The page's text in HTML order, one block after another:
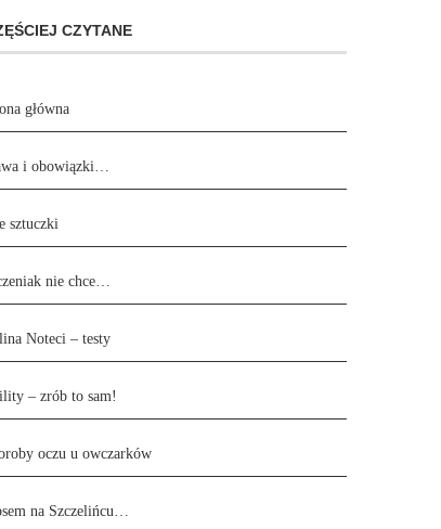
CZYTANE
główna
i obowiązki…
sztuczki
nie chce…
Noteci – testy
– zrób to sam!
oczu u owczarków
na Szczelińcu…